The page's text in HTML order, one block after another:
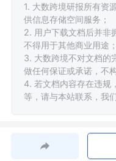
1. 大数跨境研报所有资
供信息存储空间服务；
2. 用户下载文档后并非
不得用于其他商业用途；
3. 大数跨境不对文档的
做任何保证或承诺，不
4. 若文档内容存在违规
等，请与本站联系，我